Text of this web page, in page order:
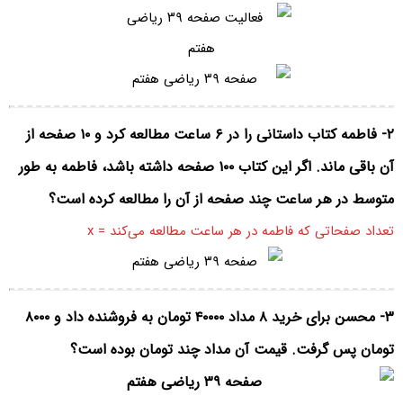
۲- فاطمه کتاب داستانی را در ۶ ساعت مطالعه کرد و ۱۰ صفحه از
آن باقی ماند. اگر این کتاب ۱۰۰ صفحه داشته باشد، فاطمه به طور
متوسط در هر ساعت چند صفحه از آن را مطالعه کرده است؟
تعداد صفحاتی که فاطمه در هر ساعت مطالعه می‌کند = x
۳- محسن برای خرید ۸ مداد ۴۰۰۰۰ تومان به فروشنده داد و ۸۰۰۰
تومان پس گرفت. قیمت آن مداد چند تومان بوده است؟